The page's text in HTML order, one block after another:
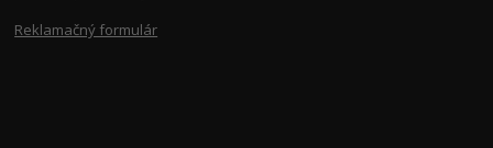
Reklamačný formulár